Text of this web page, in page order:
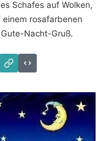
Schafes auf Wolken,
rosafarbenen
Nacht-Gruß.
Download
Link
Code